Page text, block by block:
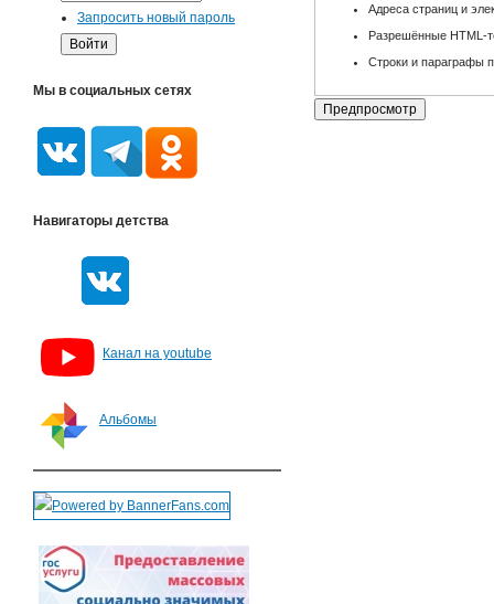
Адреса страниц и
Разрешённые HTML-
Строки и параграфы
Запросить новый пароль
Мы в социальных сетях
Навигаторы детства
Канал на youtube
Альбомы